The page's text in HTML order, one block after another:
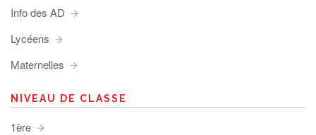
Info des AD
Lycéens
Maternelles
NIVEAU DE CLASSE
1ère